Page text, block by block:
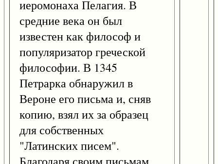
иеромонаха Пелагия. В
средние века он был
известен как философ и
популяризатор греческой
философии. В 1345
Петрарка обнаружил в
Вероне его письма и, сняв
копию, взял их за образец
для собственных
"Латинских писем".